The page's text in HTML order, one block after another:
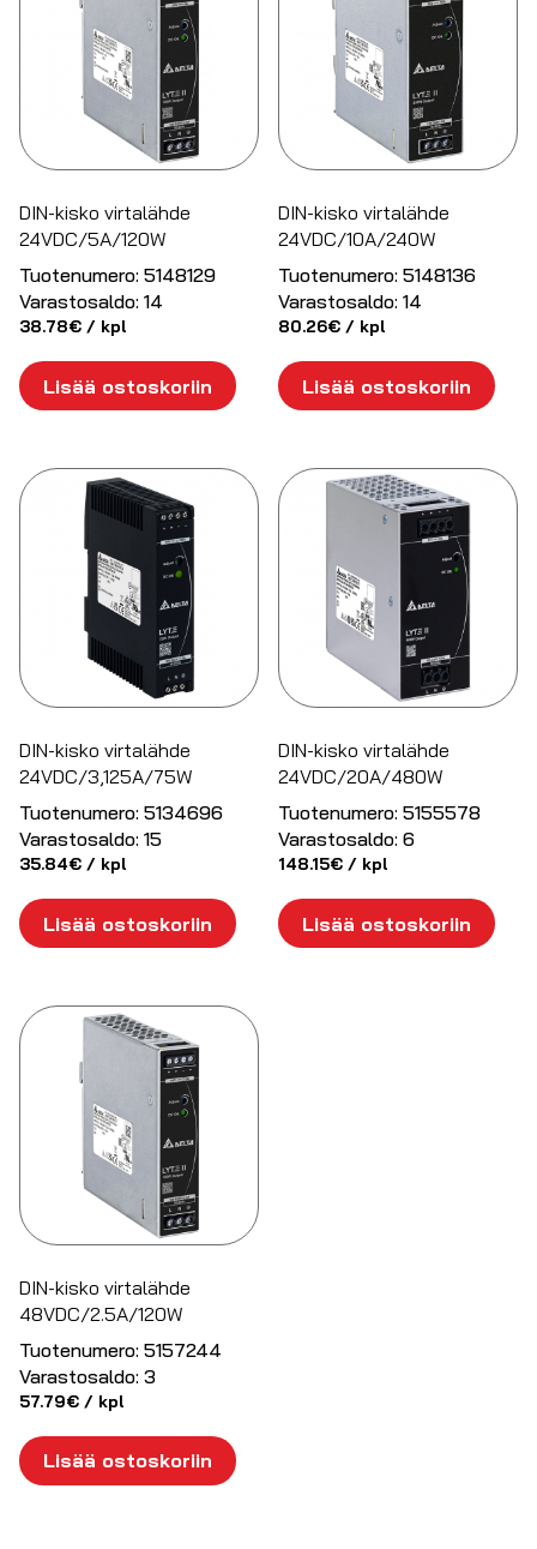
DIN-kisko virtalähde
24VDC/5A/120W
Tuotenumero: 5148129
Varastosaldo: 14
38.78€ / kpl
Lisää ostoskoriin
DIN-kisko virtalähde
24VDC/10A/240W
Tuotenumero: 5148136
Varastosaldo: 14
80.26€ / kpl
Lisää ostoskoriin
DIN-kisko virtalähde
24VDC/3,125A/75W
Tuotenumero: 5134696
Varastosaldo: 15
35.84€ / kpl
Lisää ostoskoriin
DIN-kisko virtalähde
24VDC/20A/480W
Tuotenumero: 5155578
Varastosaldo: 6
148.15€ / kpl
Lisää ostoskoriin
DIN-kisko virtalähde
48VDC/2.5A/120W
Tuotenumero: 5157244
Varastosaldo: 3
57.79€ / kpl
Lisää ostoskoriin